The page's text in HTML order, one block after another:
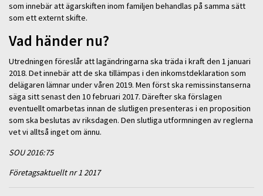
som innebär att ägarskiften inom familjen behandlas på samma sätt
som ett externt skifte.
Vad händer nu?
Utredningen föreslår att lagändringarna ska träda i kraft den 1 januari
2018. Det innebär att de ska tillämpas i den inkomstdeklaration som
delägaren lämnar under våren 2019. Men först ska remissinstanserna
säga sitt senast den 10 februari 2017. Därefter ska förslagen
eventuellt omarbetas innan de slutligen presenteras i en proposition
som ska beslutas av riksdagen. Den slutliga utformningen av reglerna
vet vi alltså inget om ännu.
SOU 2016:75
Företagsaktuellt nr 1 2017